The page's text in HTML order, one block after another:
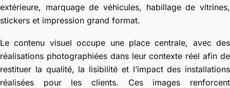
extérieure, marquage de véhicules, habillage de vitrines,
stickers et impression grand format.
Le contenu visuel occupe une place centrale, avec des
réalisations photographiées dans leur contexte réel afin de
restituer la qualité, la lisibilité et l’impact des installations
réalisées pour les clients. Ces images renforcent